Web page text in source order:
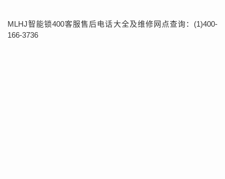
MLHJ智能锁400客服售后电话大全及维修网点查询：(1)400-
166-3736